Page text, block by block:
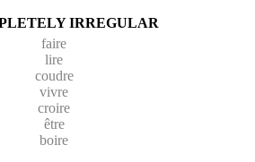
IRREGULAR
faire
lire
coudre
vivre
croire
être
boire